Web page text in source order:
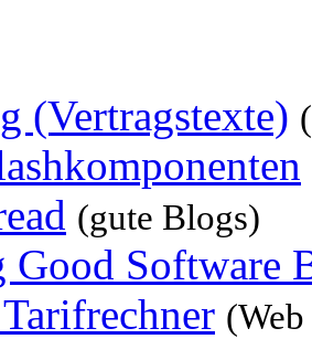
(Vertragstexte)
(gute Blogs)
Good Software